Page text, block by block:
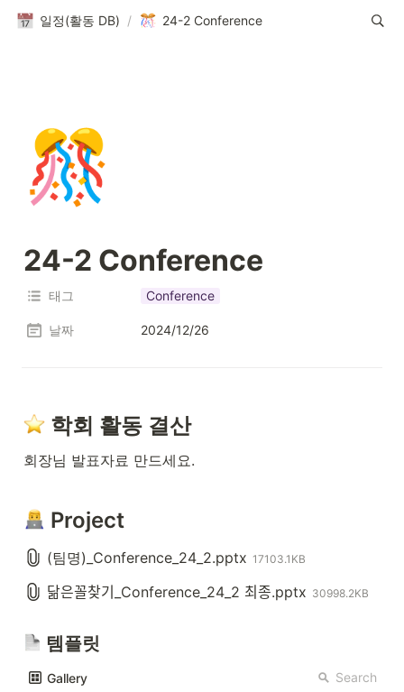
일정(활동 DB) / 24-2 Conference
🎊
24-2 Conference
태그 Conference
날짜 2024/12/26
학회 활동 결산
회장님 발표자료 만드세요.
Project
(팀명)_Conference_24_2.pptx 17103.1KB
닮은꼴찾기_Conference_24_2 최종.pptx 30998.2KB
템플릿
Gallery Search